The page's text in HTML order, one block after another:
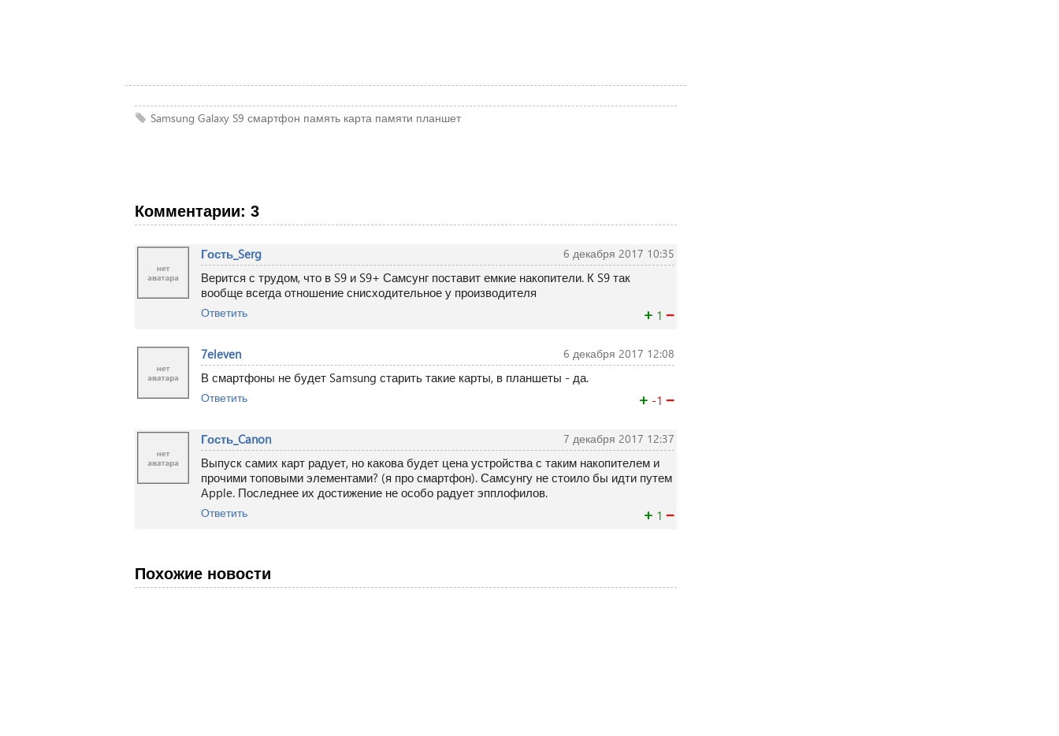
Samsung Galaxy S9 смартфон память карта памяти планшет
Комментарии: 3
6 декабря 2017 10:35
Гость_Serg
Верится с трудом, что в S9 и S9+ Самсунг поставит емкие накопители. К S9 так
вообще всегда отношение снисходительное у производителя
+ 1 −
Ответить
6 декабря 2017 12:08
7eleven
В смартфоны не будет Samsung старить такие карты, в планшеты - да.
+ -1 −
Ответить
7 декабря 2017 12:37
Гость_Canon
Выпуск самих карт радует, но какова будет цена устройства с таким накопителем и
прочими топовыми элементами? (я про смартфон). Самсунгу не стоило бы идти путем
Apple. Последнее их достижение не особо радует эпплофилов.
+ 1 −
Ответить
Похожие новости